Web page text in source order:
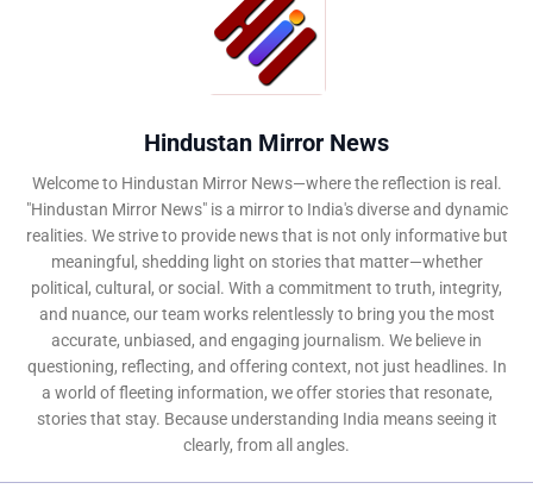
Hindustan Mirror News
Welcome to Hindustan Mirror News—where the reflection is real.
"Hindustan Mirror News" is a mirror to India's diverse and dynamic
realities. We strive to provide news that is not only informative but
meaningful, shedding light on stories that matter—whether
political, cultural, or social. With a commitment to truth, integrity,
and nuance, our team works relentlessly to bring you the most
accurate, unbiased, and engaging journalism. We believe in
questioning, reflecting, and offering context, not just headlines. In
a world of fleeting information, we offer stories that resonate,
stories that stay. Because understanding India means seeing it
clearly, from all angles.